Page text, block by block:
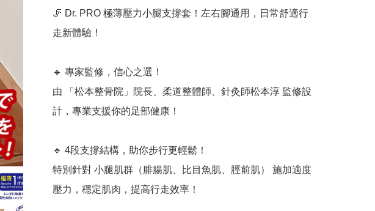
🦵 Dr. PRO 極薄壓力小腿支撐套！左右腳通用，日常舒適行
走新體驗！
🔹 專家監修，信心之選！
由 「松本整骨院」院長、柔道整體師、針灸師松本淳 監修設
計，專業支援你的足部健康！
🔹 4段支撐結構，助你步行更輕鬆！
特別針對 小腿肌群（腓腸肌、比目魚肌、脛前肌） 施加適度
壓力，穩定肌肉，提高行走效率！